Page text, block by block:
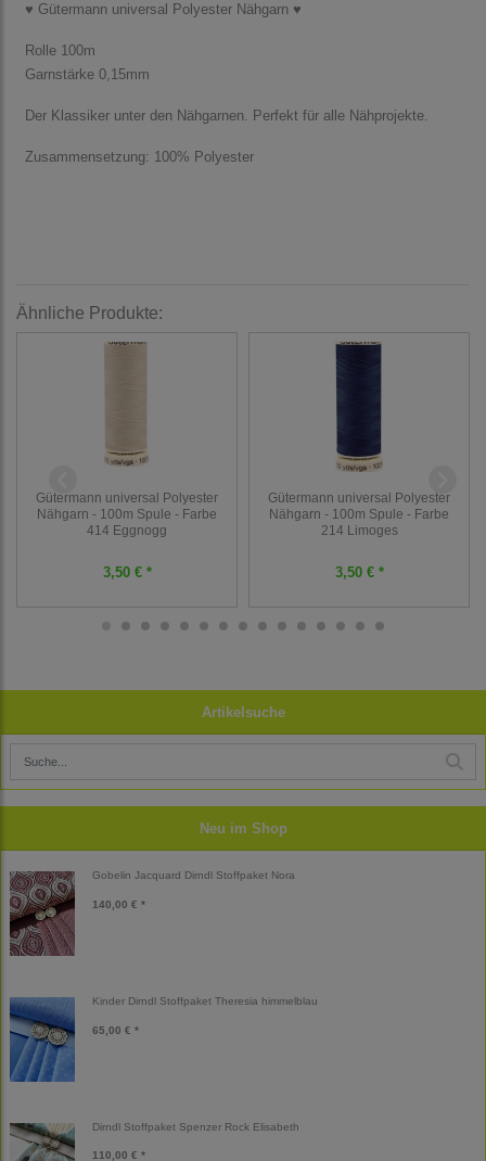
Artikelsuche
Neu im Shop
Gobelin Jacquard Dirndl Stoffpaket Nora
140,00 € *
Kinder Dirndl Stoffpaket Theresia himmelblau
65,00 € *
Dirndl Stoffpaket Spenzer Rock Elisabeth
110,00 € *
♥ Gütermann universal Polyester Nähgarn ♥
Rolle 100m
Garnstärke 0,15mm
Der Klassiker unter den Nähgarnen. Perfekt für alle Nähprojekte.
Zusammensetzung: 100% Polyester
Ähnliche Produkte:
Gütermann universal Polyester
Nähgarn - 100m Spule - Farbe
414 Eggnogg
3,50 € *
Gütermann universal Polyester
Nähgarn - 100m Spule - Farbe
214 Limoges
3,50 € *